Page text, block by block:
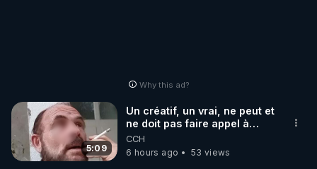
Why this ad?
5:09
Un créatif, un vrai, ne peut et
ne doit pas faire appel à
l'intelligence artificielle
CCH
6 hours ago
53 views